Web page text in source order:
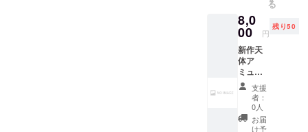
下さ
い。 3
枚の広
告挿入
も付属
してお
りま
す。 詳
しいこ
とは広
告挿入
すが、
鞘や持
ち手・
鍔・装
飾をし
た物を
希望す
る時は
相談に
乗りま
す。 (別
る
8,0
00 円
残り50
新作天
体ア
ミュ
レット
スト
ラップ
カッコ
内はイ
支援
者：
0人
お届
け予